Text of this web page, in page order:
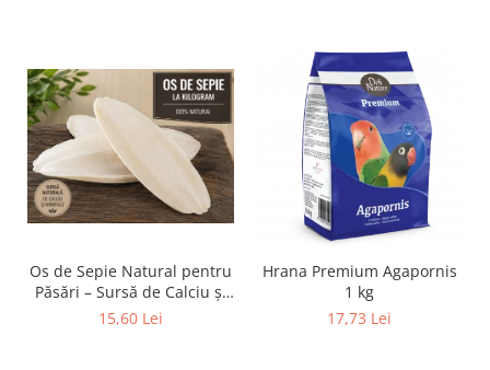
Os de Sepie Natural pentru
Păsări – Sursă de Calciu și
Minerale - 100 grame
15,60 Lei
Hrana Premium Agapornis
1 kg
17,73 Lei